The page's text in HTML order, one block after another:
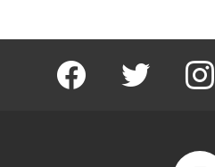
facebook twitter